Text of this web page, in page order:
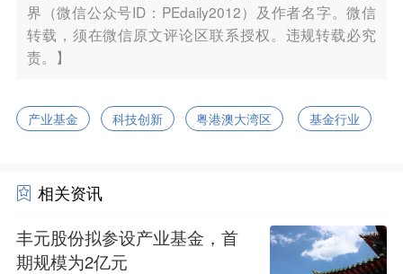
界（微信公众号ID：PEdaily2012）及作者名字。微信
转载，须在微信原文评论区联系授权。违规转载必究
责。】
产业基金 科技创新 粤港澳大湾区 基金行业
相关资讯
丰元股份拟参设产业基金，首
期规模为2亿元